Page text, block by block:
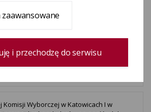
dokonania dodatkowych
Komisji Wyborczej w Katowicach I w
i przechodzę do serwisu